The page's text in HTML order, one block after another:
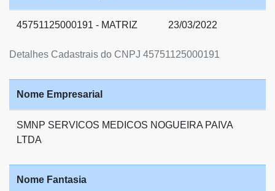
Detalhes Cadastrais do CNPJ 45751125000191
45751125000191 - MATRIZ 23/03/2022
Nome Empresarial
SMNP SERVICOS MEDICOS NOGUEIRA PAIVA
LTDA
Nome Fantasia